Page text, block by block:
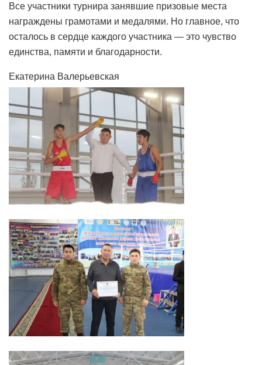
Все участники турнира занявшие призовые места
награждены грамотами и медалями. Но главное, что
осталось в сердце каждого участника — это чувство
единства, памяти и благодарности.
Екатерина Валерьевская